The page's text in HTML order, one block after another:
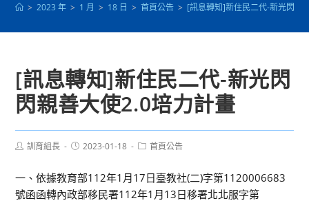
> 2023 年 > 1 月 > 18 日 > 首頁公告 > [訊息轉知]新住民二代-新光閃閃
[訊息轉知]新住民二代-新光閃
閃親善大使2.0培力計畫
Post訓育組長
Post2023-01-18
Post首頁公告
一、依據教育部112年1月17日臺教社(二)字第1120006683
號函函轉內政部移民署112年1月13日移署北北服字第